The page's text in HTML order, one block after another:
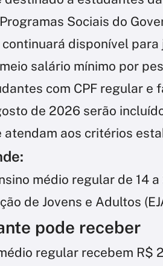
Sociais do
disponível
salário mínimo por
com CPF regular e
de 2026 serão
atendam aos critérios
médio regular de 14 a
de Jovens e Adultos
pode receber
regular recebem R$